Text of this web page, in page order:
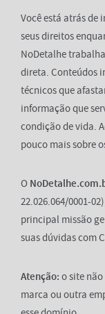
Você está atrás de
seus direitos
NoDetalhe
direta. Conteúdos
técnicos que
informação que
condição de vida.
pouco mais sobre
O
22.026.064/0001-
principal missão
suas dúvidas com
Atenção: o site
marca ou outra